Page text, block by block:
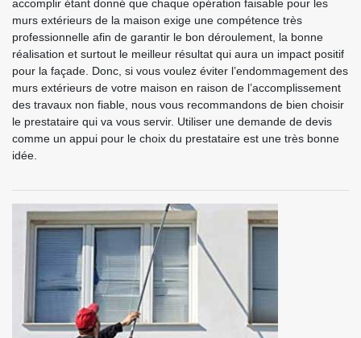
accomplir étant donné que chaque opération faisable pour les
murs extérieurs de la maison exige une compétence très
professionnelle afin de garantir le bon déroulement, la bonne
réalisation et surtout le meilleur résultat qui aura un impact positif
pour la façade. Donc, si vous voulez éviter l’endommagement des
murs extérieurs de votre maison en raison de l’accomplissement
des travaux non fiable, nous vous recommandons de bien choisir
le prestataire qui va vous servir. Utiliser une demande de devis
comme un appui pour le choix du prestataire est une très bonne
idée.